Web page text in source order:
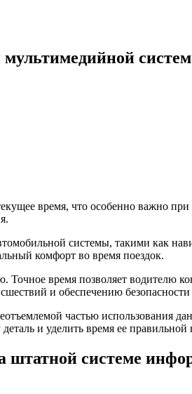
время, что особенно важно
системы, такими как
комфорт во время поездок.
Точное время позволяет водителю
и обеспечению
частью использования
и уделить время ее правильной
штатной системе